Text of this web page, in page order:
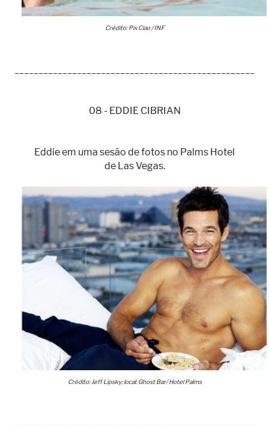
Crédito: Pix Ciao / INF
08 - EDDIE CIBRIAN
Eddie em uma sesão de fotos no Palms Hotel
de Las Vegas.
Crédito: Jeff Lipsky; local: Ghost Bar/ Hotel Palms